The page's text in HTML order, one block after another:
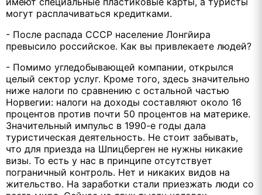
могут расплачиваться кредитками.
- После распада СССР население Лонгйира
превысило российское. Как вы привлекаете людей?
- Помимо угледобывающей компании, открылся
целый сектор услуг. Кроме того, здесь значительно
ниже налоги по сравнению с остальной частью
Норвегии: налоги на доходы составляют около 16
процентов против почти 50 процентов на материке.
Значительный импульс в 1990-е годы дала
туристическая деятельность. Не стоит забывать,
что для приезда на Шпицберген не нужны никакие
визы. То есть у нас в принципе отсутствует
пограничный контроль. Нет и никаких видов на
жительство. На заработки стали приезжать люди со